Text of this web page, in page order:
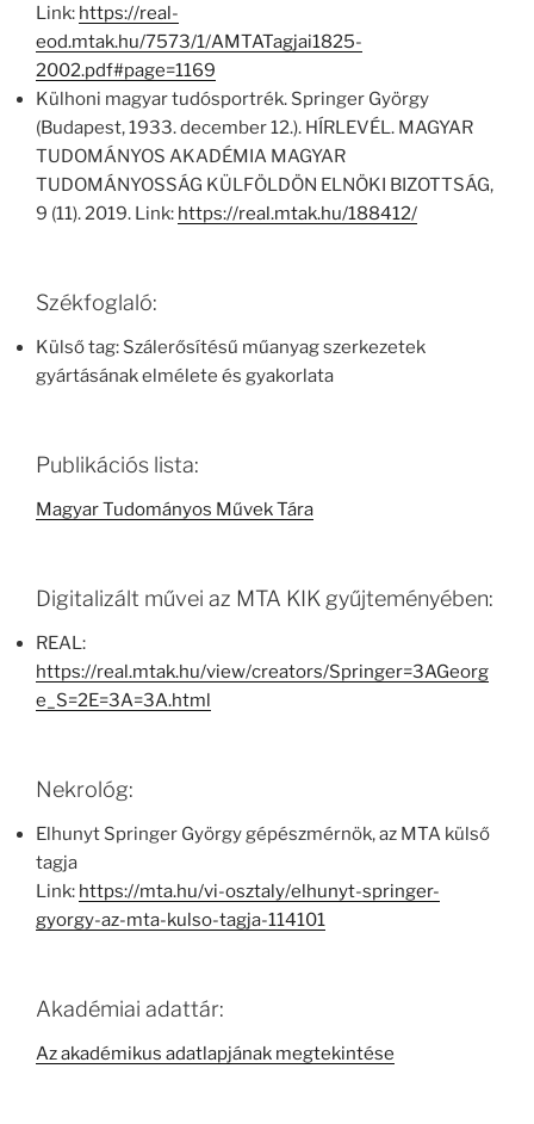
Link: https://real-
eod.mtak.hu/7573/1/AMTATagjai1825-
2002.pdf#page=1169
Külhoni magyar tudósportrék. Springer György
(Budapest, 1933. december 12.). HÍRLEVÉL. MAGYAR
TUDOMÁNYOS AKADÉMIA MAGYAR
TUDOMÁNYOSSÁG KÜLFÖLDÖN ELNÖKI BIZOTTSÁG,
9 (11). 2019. Link: https://real.mtak.hu/188412/
Székfoglaló:
Külső tag: Szálerősítésű műanyag szerkezetek
gyártásának elmélete és gyakorlata
Publikációs lista:
Magyar Tudományos Művek Tára
Digitalizált művei az MTA KIK gyűjteményében:
REAL:
https://real.mtak.hu/view/creators/Springer=3AGeorg
e_S=2E=3A=3A.html
Nekrológ:
Elhunyt Springer György gépészmérnök, az MTA külső
tagja
Link: https://mta.hu/vi-osztaly/elhunyt-springer-
gyorgy-az-mta-kulso-tagja-114101
Akadémiai adattár:
Az akadémikus adatlapjának megtekintése